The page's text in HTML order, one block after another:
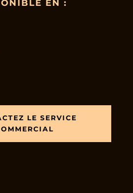
EN :
LE SERVICE